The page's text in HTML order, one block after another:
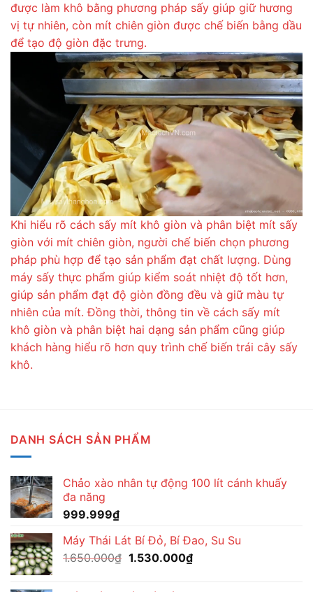
được làm khô bằng phương pháp sấy giúp giữ hương
vị tự nhiên, còn mít chiên giòn được chế biến bằng dầu
để tạo độ giòn đặc trưng.
Khi hiểu rõ cách sấy mít khô giòn và phân biệt mít sấy
giòn với mít chiên giòn, người chế biến chọn phương
pháp phù hợp để tạo sản phẩm đạt chất lượng. Dùng
máy sấy thực phẩm giúp kiểm soát nhiệt độ tốt hơn,
giúp sản phẩm đạt độ giòn đồng đều và giữ màu tự
nhiên của mít. Đồng thời, thông tin về cách sấy mít
khô giòn và phân biệt hai dạng sản phẩm cũng giúp
khách hàng hiểu rõ hơn quy trình chế biến trái cây sấy
khô.
DANH SÁCH SẢN PHẨM
Chảo xào nhân tự động 100 lít cánh khuấy
đa năng
999.999₫
Máy Thái Lát Bí Đỏ, Bí Đao, Su Su
1.650.000₫ Giá
1.530.000₫Giá